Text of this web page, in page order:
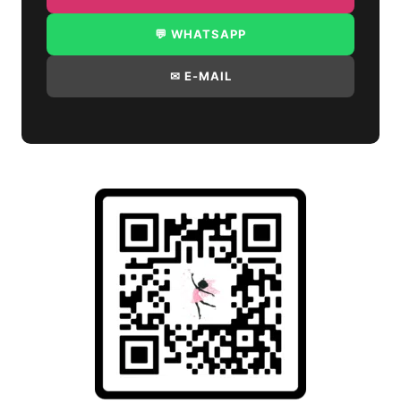
💬 WHATSAPP
✉ E-MAIL